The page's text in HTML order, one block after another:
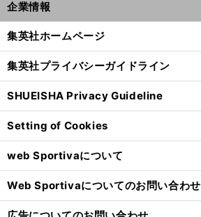
企業情報
集英社ホームページ
集英社プライバシーガイドライン
SHUEISHA Privacy Guideline
Setting of Cookies
web Sportivaについて
Web Sportivaについてのお問い合わせ